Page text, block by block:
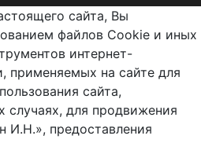
сайта, Вы
файлов Cookie и иных
интернет-
применяемых на сайте для
сайта,
случаях, для продвижения
И.Н.», предоставления